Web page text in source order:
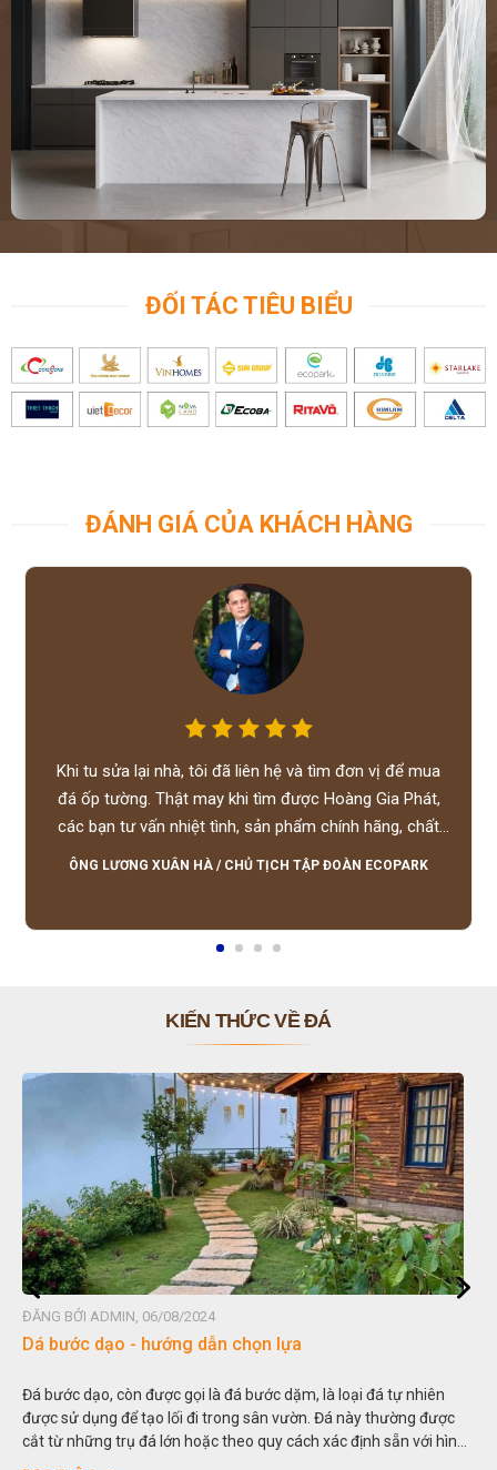
ĐỐI TÁC TIÊU BIỂU
ĐÁNH GIÁ CỦA KHÁCH HÀNG
Khi tu sửa lại nhà, tôi đã liên hệ và tìm đơn vị để mua
đá ốp tường. Thật may khi tìm được Hoàng Gia Phát,
các bạn tư vấn nhiệt tình, sản phẩm chính hãng, chất
lượng tốt, giá hợp lý, hỗ trợ tận tình.
ÔNG LƯƠNG XUÂN HÀ / CHỦ TỊCH TẬP ĐOÀN ECOPARK
KIẾN THỨC VỀ ĐÁ
lựa
dặm, là loại đá tự nhiên
Đá này thường được
cách xác định sẵn với hình
khác nhau.
Đá non bộ - cách lựa chọn non
Hòn non bộ được biết đến là một nghệ
thu nhỏ, đưa mô hình những ngọn núi
trong các vườn cảnh. Hay nói một cách